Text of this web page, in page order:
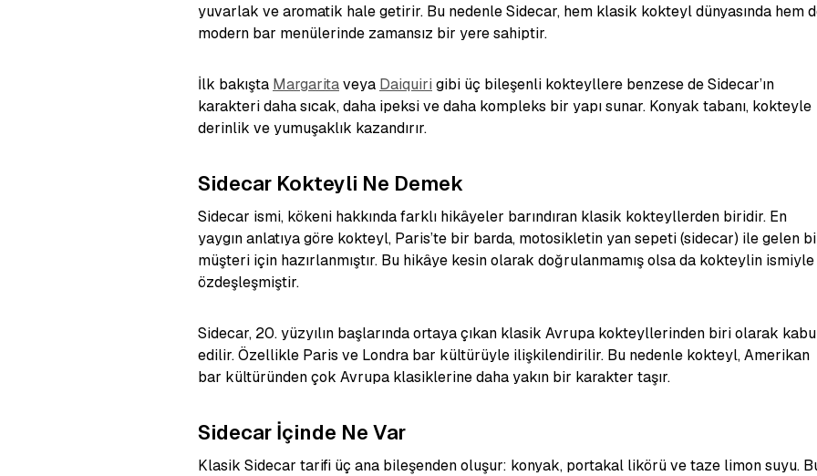
yuvarlak ve aromatik hale getirir. Bu nedenle Sidecar, hem klasik kokteyl dünyasında hem
modern bar menülerinde zamansız bir yere sahiptir.
İlk bakışta Margaritaveya Daiquiri gibi üç bileşenli kokteyllere benzese de Sidecar’ın
karakteri daha sıcak, daha ipeksi ve daha kompleks bir yapı sunar. Konyak tabanı, kokteyle
derinlik ve yumuşaklık kazandırır.
Sidecar Kokteyli Ne Demek
Sidecar ismi, kökeni hakkında farklı hikâyeler barındıran klasik kokteyllerden biridir. En
yaygın anlatıya göre kokteyl, Paris’te bir barda, motosikletin yan sepeti (sidecar) ile gelen
müşteri için hazırlanmıştır. Bu hikâye kesin olarak doğrulanmamış olsa da kokteylin ismiyle
özdeşleşmiştir.
Sidecar, 20. yüzyılın başlarında ortaya çıkan klasik Avrupa kokteyllerinden biri olarak
edilir. Özellikle Paris ve Londra bar kültürüyle ilişkilendirilir. Bu nedenle kokteyl, Amerikan
bar kültüründen çok Avrupa klasiklerine daha yakın bir karakter taşır.
Sidecar İçinde Ne Var
Klasik Sidecar tarifi üç ana bileşenden oluşur: konyak, portakal likörü ve taze limon suyu.